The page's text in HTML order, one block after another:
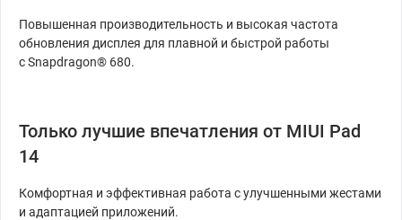
Повышенная производительность и высокая частота
обновления дисплея для плавной и быстрой работы
с Snapdragon® 680.
Только лучшие впечатления от MIUI Pad
14
Комфортная и эффективная работа с улучшенными жестами
и адаптацией приложений.